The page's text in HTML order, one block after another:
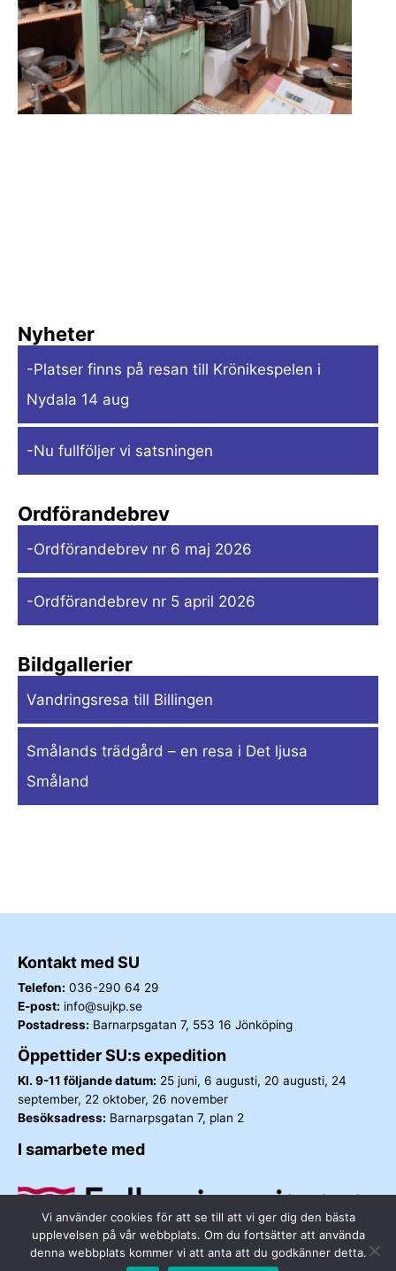
Nyheter
-Platser finns på resan till Krönikespelen i
Nydala 14 aug
-Nu fullföljer vi satsningen
Ordförandebrev
-Ordförandebrev nr 6 maj 2026
-Ordförandebrev nr 5 april 2026
Bildgallerier
Vandringsresa till Billingen
Smålands trädgård – en resa i Det ljusa
Småland
Kontakt med SU
Telefon: 036-290 64 29
E-post: info@sujkp.se
Postadress: Barnarpsgatan 7, 553 16 Jönköping
Öppettider SU:s expedition
Kl. 9-11 följande datum: 25 juni, 6 augusti, 20 augusti, 24
september, 22 oktober, 26 november
Besöksadress: Barnarpsgatan 7, plan 2
I samarbete med
Vi använder cookies för att se till att vi ger dig den bästa
upplevelsen på vår webbplats. Om du fortsätter att använda
denna webbplats kommer vi att anta att du godkänner detta.